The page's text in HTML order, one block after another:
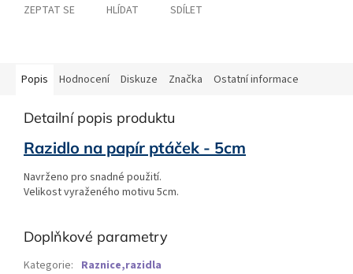
ZEPTAT SE HLÍDAT SDÍLET
Popis Hodnocení Diskuze Značka Ostatní informace
Detailní popis produktu
Razidlo na papír ptáček - 5cm
Navrženo pro snadné použití.
Velikost vyraženého motivu 5cm.
Doplňkové parametry
Kategorie: Raznice,razidla